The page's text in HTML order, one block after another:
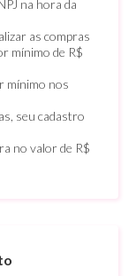
na hora da
as compras
mínimo de R$
mínimo nos
seu cadastro
no valor de R$